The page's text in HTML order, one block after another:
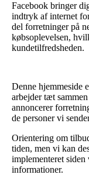
Facebook bringer
indtryk af internet
del forretninger på
købsoplevelsen,
kundetilfredsheden.
Denne hjemmeside
arbejder tæt
annoncerer
de personer vi
Orientering om
tiden, men vi kan
implementeret siden
informationer.